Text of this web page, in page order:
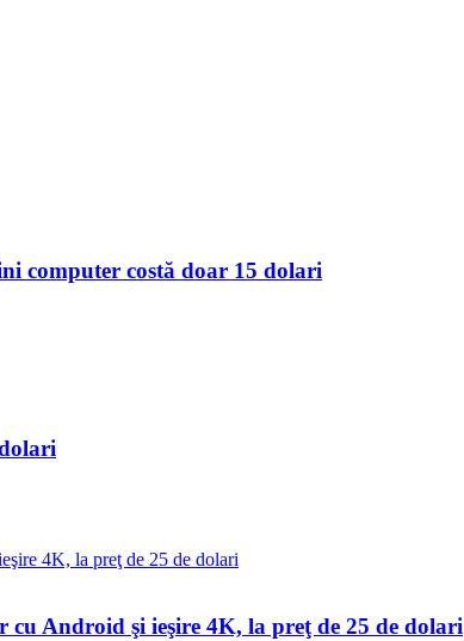
computer costă doar 15 dolari
Android şi ieşire 4K, la preţ de 25 de dolari